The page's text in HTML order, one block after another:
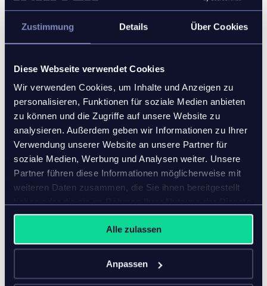
Zustimmung Details Über Cookies
Diese Webseite verwendet Cookies
Wir verwenden Cookies, um Inhalte und Anzeigen zu
personalisieren, Funktionen für soziale Medien anbieten
zu können und die Zugriffe auf unsere Website zu
analysieren. Außerdem geben wir Informationen zu Ihrer
Verwendung unserer Website an unsere Partner für
soziale Medien, Werbung und Analysen weiter. Unsere
Partner führen diese Informationen möglicherweise mit
weiteren Daten zusammen, die Sie ihnen bereitgestellt
gesammelt haben.
Alle zulassen
Anpassen
Mode und Bekleidung
Sorgen Sie dafür, dass Ihre Vertriebsstrategie immer
auf dem neuesten Stand ist – mit einer PIM-Lösung,
Trends bei Käuferverhalten, Produktleistung und
Nachhaltigkeitserwartungen Ihrer Kunden reagieren